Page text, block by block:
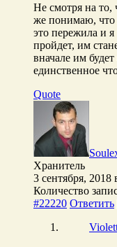
Не смотря на то,
же понимаю, что
это пережила и
пройдет, им
вначале им
единственное
Quote
Хранитель
3 сентября, 2018
Количество
#22220 Ответить